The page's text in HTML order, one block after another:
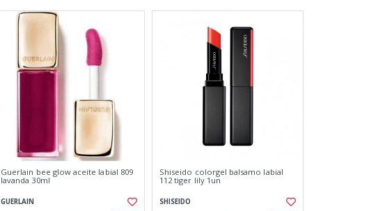
Guerlain bee glow aceite labial 809
lavanda 30ml
GUERLAIN
Shiseido colorgel balsamo labial
112 tiger lily 1un
SHISEIDO